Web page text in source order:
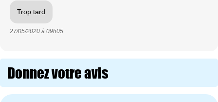
Trop tard
27/05/2020 à 09h05
Donnez votre avis